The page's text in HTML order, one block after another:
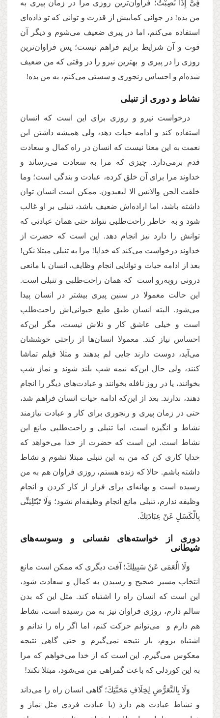
فِیَّ إِذَا نَصِبْتُ؛ فراوان‌ترین روزی مرا در زمان پیری به
من بده! در جوانی کمابیش از قدرت و توانی که تو داده‌ای
استفاده می‌کنم، اما در پیری ضعیف می‌شوم و دیگر آن
قوت و آن شرایط برایم فراهم نیست؛ پس فراوان‌ترین
روزی را در پیری و بهترین نیرو را در وقتی که من ضعیف
شده‌ام و احساس رنجوری و سستی می‌کنم، به من بده!
نشاط و دوری از تنبلی
درخواست نیرو و روزی برای این است که انسان
استفاده کند و ادامه حیات دهد، ولی همیشه داشتن این
نعمت به این معنا نیست که انسان در راه کمال و سعادت
قدم برمی‌دارد. چیزی که مرا به سعادت می‌رساند و
خداوند مرا برای آن خلق کرده، عبادت و بندگی است؛ وما
خلقت الجن والانس الا لیعبدون. ممکن است انسان توان
داشته باشد، اما اراده‌اش ضعیف باشد، تنبلی بر او غالب
شود و به خاطر راحت‌طلبی نتواند حتی همان عبادتی که
توانش را دارد نیز انجام دهد. این است که حضرت از
خداوند درخواست می‌کند که خدایا! مرا به تنبلی مبتلا نکن!
بعد از ادامه حیات و توانایی انجام وظایف، انسان با مانعی
درونی روبه‌رو است که همان راحت‌طلبی و تنبلی است.
این حالت معمولا در سنین پیری بیشتر در انسان پیدا
می‌شود. البته انسان طبق طبع حیوانی‌اش راحت‌طلب
است و خیلی عاشق کار و تلاش نیست، مگر این‌که
احساس نیاز کند. معمولا انسان‌ها از راحتی خوششان
می‌آید، دوست دارند جایی لم بدهند و مثلا فیلم تماشا
کنند، ولی حال این‌که نیمه شب بلند شوند و نماز شب
بخوانند، یا در روز نافله بخوانند و عبادت‌های دیگر را انجام
دهند، ندارند. بعد از این‌که ادامه حیات انسان فراهم شد،
حتی در زمان پیری و رنجوری برای کار و عبادت نیازمند
نشاط و انگیزه است، اما تنبلی و راحت‌طلبی مانع این
نشاط است. این است که حضرت از خدا می‌خواهد که
خدایا کاری کن که من به این تنبلی مبتلا نشوم و نشاط
داشته باشم. حالا که زنده هستم، روزی فراوان هم به من
رسیده است و بهانه‌ای برای فرار از کار کردن و انجام
وظیفه ندارم، تنبلی مانع انجام وظیفه‌ام نشود؛ وَلَا تَبْتَلِیَنِّی
بِالْكَسَلِ عَنْ عِبَادَتِكَ.
دوری از خواسته‌های نفسانی و وسوسه‌های
شیطانی
وَلَا الْعَمَى عَنْ سَبِیلِكَ؛ آفت دیگری که ممکن است مانع
انتخاب مسیر صحیح و رسیدن به کمال و سعادت شود،‌
این است که انسان راه را اشتباه کند. مثل این که بدن
سالم دارم، روزی فراوان نیز به من رسیده است، نشاط
هم دارم و می‌توانم حرکت کنم، اما اگر راه را ندانم و
اشتباه بروم، باز نتیجه نمی‌گیرم و حتی گاهی نتیجه
معکوس می‌گیرم. این است که از خدا می‌خواهم که مرا
به این کوردلی که باعث گمراهی من می‌شود، مبتلا نکند!
وَلَا بِالتَّعَرُّضِ لِخِلَافِ مَحَبَّتِكَ؛ گاهی انسان راه را می‌داند
و نشاط عبادت هم دارد (یا عبادت فردی مثل نماز و